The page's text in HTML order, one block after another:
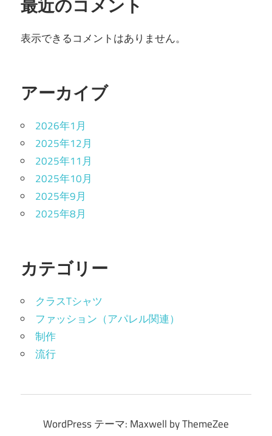
表示できるコメントはありません。
アーカイブ
2026年1月
2025年12月
2025年11月
2025年10月
2025年9月
2025年8月
カテゴリー
クラスTシャツ
ファッション（アパレル関連）
制作
流行
WordPress テーマ: Maxwell by ThemeZee